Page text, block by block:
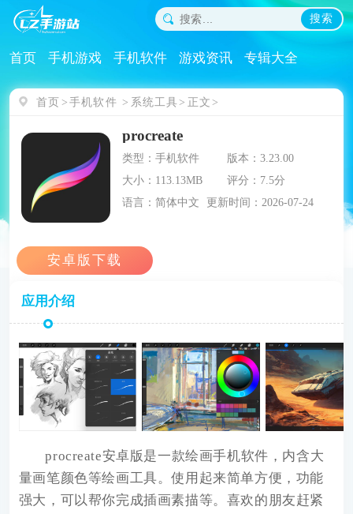
搜索
首页 手机游戏 手机软件 游戏资讯 专辑大全
首页 手机软件 系统工具 正文
procreate
类型：手机软件
版本：3.23.00
大小：113.13MB
评分：7.5分
语言：简体中文
更新时间：2026-07-24
应用介绍
procreate安卓版是一款绘画手机软件，内含大
量画笔颜色等绘画工具。使用起来简单方便，功能
强大，可以帮你完成插画素描等。喜欢的朋友赶紧